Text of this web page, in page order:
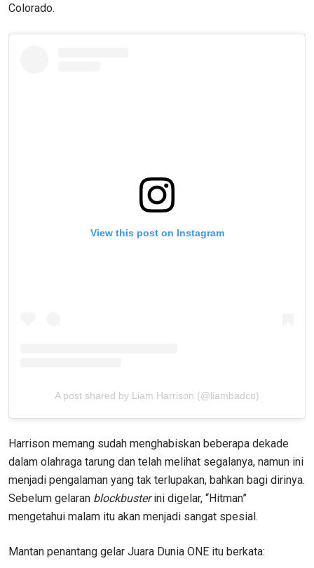
Colorado.
View this post on Instagram
A post shared by Liam Harrison (@liambadco)
Harrison memang sudah menghabiskan beberapa dekade
dalam olahraga tarung dan telah melihat segalanya, namun ini
menjadi pengalaman yang tak terlupakan, bahkan bagi dirinya.
Sebelum gelaran blockbusterini digelar, “Hitman”
mengetahui malam itu akan menjadi sangat spesial.
Mantan penantang gelar Juara Dunia ONE itu berkata: